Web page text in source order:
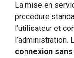
La mise en
procédure
l’utilisateur et
l’administration.
connexion sans